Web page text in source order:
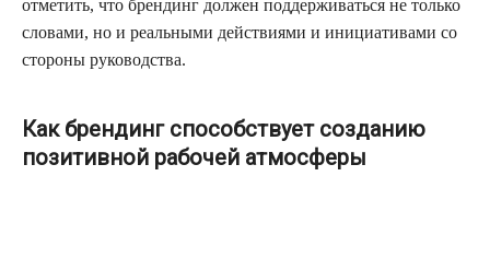
отметить, что брендинг должен поддерживаться не только
словами, но и реальными действиями и инициативами со
стороны руководства.
Как брендинг способствует созданию
позитивной рабочей атмосферы